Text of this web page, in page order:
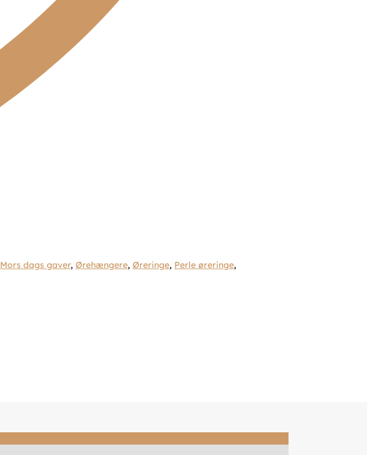
Mors dags gaver, Ørehængere, Øreringe, Perle øreringe,